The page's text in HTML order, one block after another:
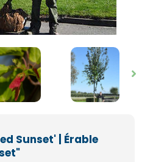
Sunset' | Érable